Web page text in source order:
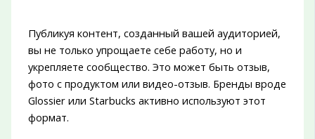
Публикуя контент, созданный вашей аудиторией,
вы не только упрощаете себе работу, но и
укрепляете сообщество. Это может быть отзыв,
фото с продуктом или видео-отзыв. Бренды вроде
Glossier или Starbucks активно используют этот
формат.